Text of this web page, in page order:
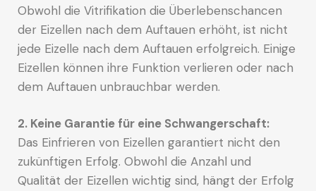
Obwohl die Vitrifikation die Überlebenschancen
der Eizellen nach dem Auftauen erhöht, ist nicht
jede Eizelle nach dem Auftauen erfolgreich. Einige
Eizellen können ihre Funktion verlieren oder nach
dem Auftauen unbrauchbar werden.
2. Keine Garantie für eine Schwangerschaft:
Das Einfrieren von Eizellen garantiert nicht den
zukünftigen Erfolg. Obwohl die Anzahl und
Qualität der Eizellen wichtig sind, hängt der Erfolg